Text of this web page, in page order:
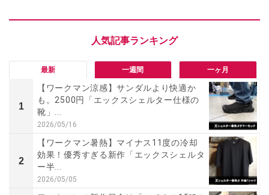
最新 一週間 一ヶ月
1
【ワークマン涼感】サンダルより快適か
も。2500円「エックスシェルター仕様の
靴」...
2026/05/16
2
【ワークマン暑熱】マイナス11度の冷却
効果！優秀すぎる新作「エックスシェルタ
ー半...
2026/05/05